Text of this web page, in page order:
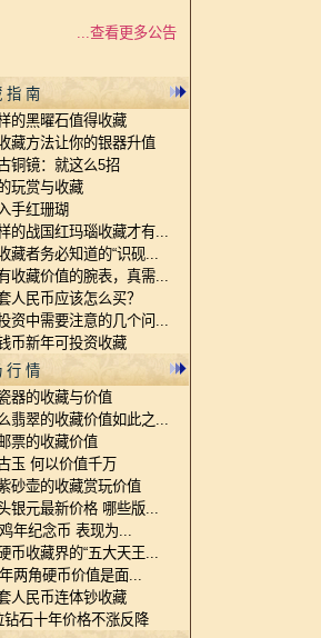
...查看更多公告
指 南
的黑曜石值得收藏
藏方法让你的银器升值
铜镜：就这么5招
玩赏与收藏
手红珊瑚
的战国红玛瑙收藏才有...
藏者务必知道的“识砚...
收藏价值的腕表，真需...
人民币应该怎么买？
资中需要注意的几个问...
币新年可投资收藏
行 情
器的收藏与价值
翡翠的收藏价值如此之...
票的收藏价值
玉 何以价值千万
砂壶的收藏赏玩价值
银元最新价格 哪些版...
年纪念币 表现为...
币收藏界的“五大天王...
两角硬币价值是面...
人民币连体钞收藏
钻石十年价格不涨反降